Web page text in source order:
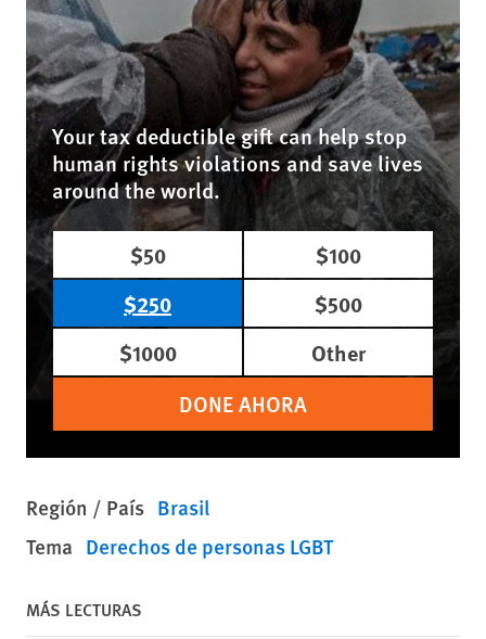
Your tax deductible gift can help stop
human rights violations and save lives
around the world.
$50
$100
$250
$500
$1000
Other
DONE AHORA
Región / País Brasil
Tema Derechos de personas LGBT
MÁS LECTURAS